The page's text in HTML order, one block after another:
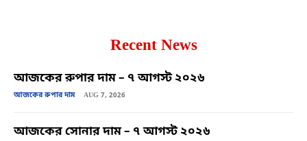
Recent News
আজকের রুপার দাম – ৭ আগস্ট ২০২৬
আজকের রুপার দাম AUG 7, 2026
আজকের সোনার দাম – ৭ আগস্ট ২০২৬